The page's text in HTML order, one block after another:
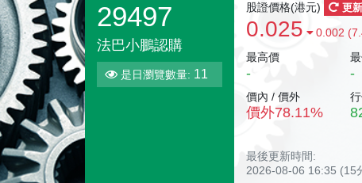
29497
法巴小鵬認購
是日瀏覽數量: 11
股證價格(港元) 更新
0.025
0.002
最高價
- -
價內 / 價外
價外78.11%
最後更新時間:
2026-08-06 16:35 (15